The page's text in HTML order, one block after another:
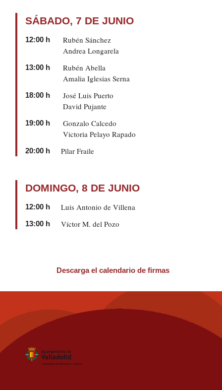
SÁBADO, 7 DE JUNIO
12:00 h
Rubén Sánchez
Andrea Longarela
13:00 h
Rubén Abella
Amalia Iglesias Serna
18:00 h
José Luis Puerto
David Pujante
19:00 h
Gonzalo Calcedo
Victoria Pelayo Rapado
20:00 h Pilar Fraile
DOMINGO, 8 DE JUNIO
12:00 h Luis Antonio de Villena
13:00 h Víctor M. del Pozo
Descarga el calendario de firmas